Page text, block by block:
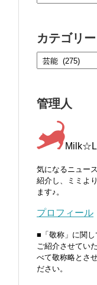
カテゴリー
管理人
気になるニュー
紹介し、ミミよ
ます♪。
プロフィール
■「敬称」に関し
ご紹介させてい
べて敬称略とさ
ださい。